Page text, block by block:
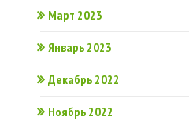
Март 2023
Январь 2023
Декабрь 2022
Ноябрь 2022